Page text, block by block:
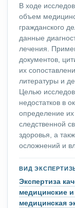
В ходе
объем
гражданского
данные
лечения.
документов,
их
литературы и
Целью
недостатков в
определение
следственной
здоровья, а
осложнений и
ВИД
Экспертиза
медицинские
медицинская